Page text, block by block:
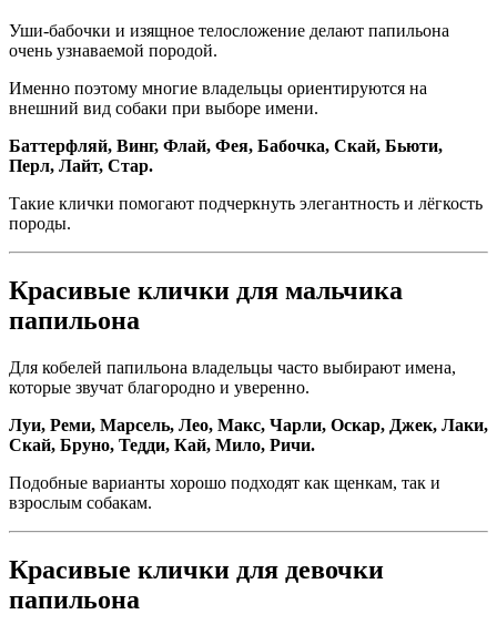
Уши-бабочки и изящное телосложение делают папильона
очень узнаваемой породой.
Именно поэтому многие владельцы ориентируются на
внешний вид собаки при выборе имени.
Баттерфляй, Винг, Флай, Фея, Бабочка, Скай, Бьюти,
Перл, Лайт, Стар.
Такие клички помогают подчеркнуть элегантность и лёгкость
породы.
Красивые клички для мальчика
папильона
Для кобелей папильона владельцы часто выбирают имена,
которые звучат благородно и уверенно.
Луи, Реми, Марсель, Лео, Макс, Чарли, Оскар, Джек, Лаки,
Скай, Бруно, Тедди, Кай, Мило, Ричи.
Подобные варианты хорошо подходят как щенкам, так и
взрослым собакам.
Красивые клички для девочки
папильона